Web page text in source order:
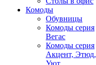
Комоды
Обувницы
Комоды серия
Вегас
Комоды серия
Акцент, Этюд,
Уют